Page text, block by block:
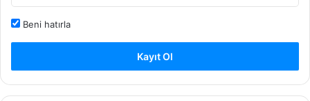
Beni hatırla
Kayıt Ol